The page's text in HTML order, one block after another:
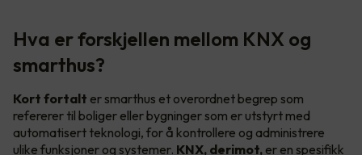
Hva er forskjellen mellom KNX og
smarthus?
Kort fortalt er smarthus et overordnet begrep som
refererer til boliger eller bygninger som er utstyrt med
automatisert teknologi, for å kontrollere og administrere
ulike funksjoner og systemer. KNX, derimot, er en spesifikk